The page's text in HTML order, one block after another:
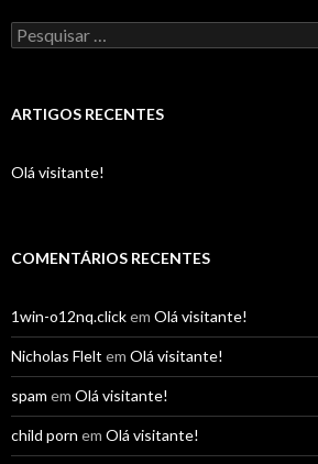
Pesquisar
por:
ARTIGOS RECENTES
Olá visitante!
COMENTÁRIOS RECENTES
1win-o12nq.clickem Olá visitante!
Nicholas Flelt em Olá visitante!
spam em Olá visitante!
child porn em Olá visitante!